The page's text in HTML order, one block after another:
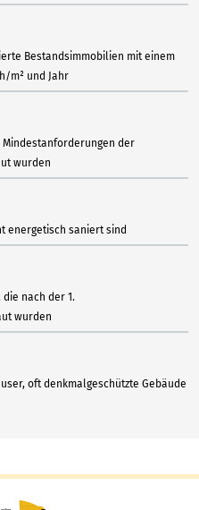
Bestandsimmobilien mit einem
m² und Jahr
der
wurden
energetisch saniert sind
nach der 1.
wurden
oft denkmalgeschützte Gebäude